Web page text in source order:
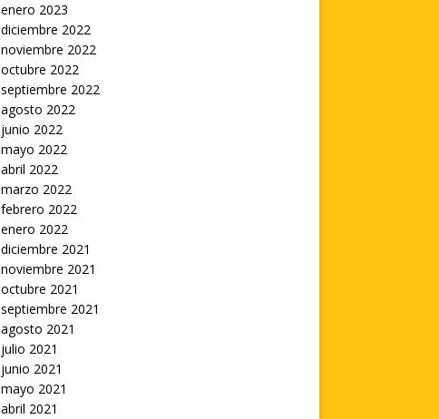
enero 2023
diciembre 2022
noviembre 2022
octubre 2022
septiembre 2022
agosto 2022
junio 2022
mayo 2022
abril 2022
marzo 2022
febrero 2022
enero 2022
diciembre 2021
noviembre 2021
octubre 2021
septiembre 2021
agosto 2021
julio 2021
junio 2021
mayo 2021
abril 2021